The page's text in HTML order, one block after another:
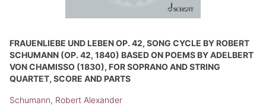
FRAUENLIEBE UND LEBEN OP. 42, SONG CYCLE BY ROBERT
SCHUMANN (OP. 42, 1840) BASED ON POEMS BY ADELBERT
VON CHAMISSO (1830), FOR SOPRANO AND STRING
QUARTET, SCORE AND PARTS
Schumann, Robert Alexander